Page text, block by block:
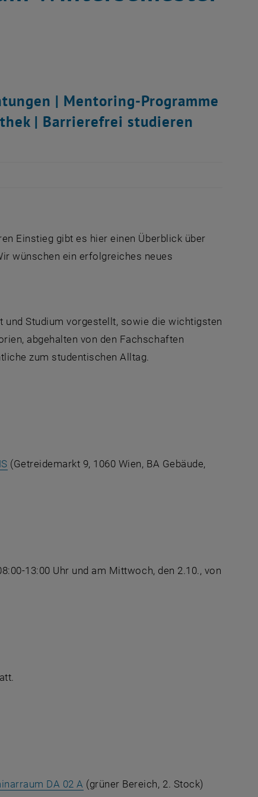
| Mentoring-Programme
| Barrierefrei studieren
Einstieg gibt es hier einen Überblick über
wünschen ein erfolgreiches neues
und Studium vorgestellt, sowie die wichtigsten
abgehalten von den Fachschaften
zum studentischen Alltag.
, öffnet eine externe URL in einem neuen Fenster
(Getreidemarkt 9, 1060 Wien, BA Gebäude,
Fenster
13:00 Uhr und am Mittwoch, den 2.10., von
Fenster
Fenster
eine externe URL in einem neuen Fenster
Fenster
DA 02 A , öffnet eine externe URL in einem
(grüner Bereich, 2. Stock)